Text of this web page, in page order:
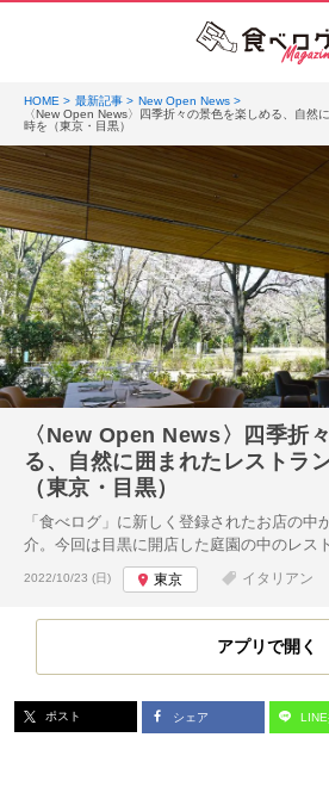
HOME 最新記事
New Open News
〈New Open News〉四季折々の景色を楽しめる、自然
時を（東京・目黒）
〈New Open News〉四季折
る、自然に囲まれたレストラ
（東京・目黒）
「食べログ」に新しく登録されたお店の中
介。今回は目黒に開店した庭園の中のレス
投稿日:
2022/10/23 (日) 東京 イタリアン
アプリで開く
ポスト シェア